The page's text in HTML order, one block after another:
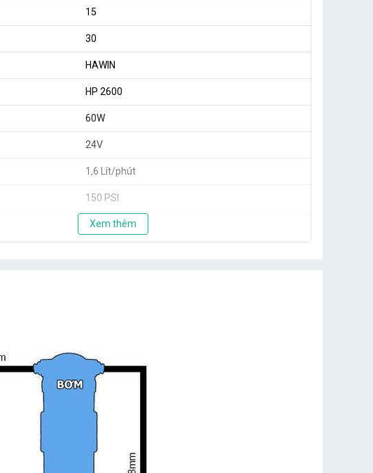
15
30
HAWIN
HP 2600
60W
24V
1,6 Lít/phút
150 PSI
1,8kg
Xem thêm